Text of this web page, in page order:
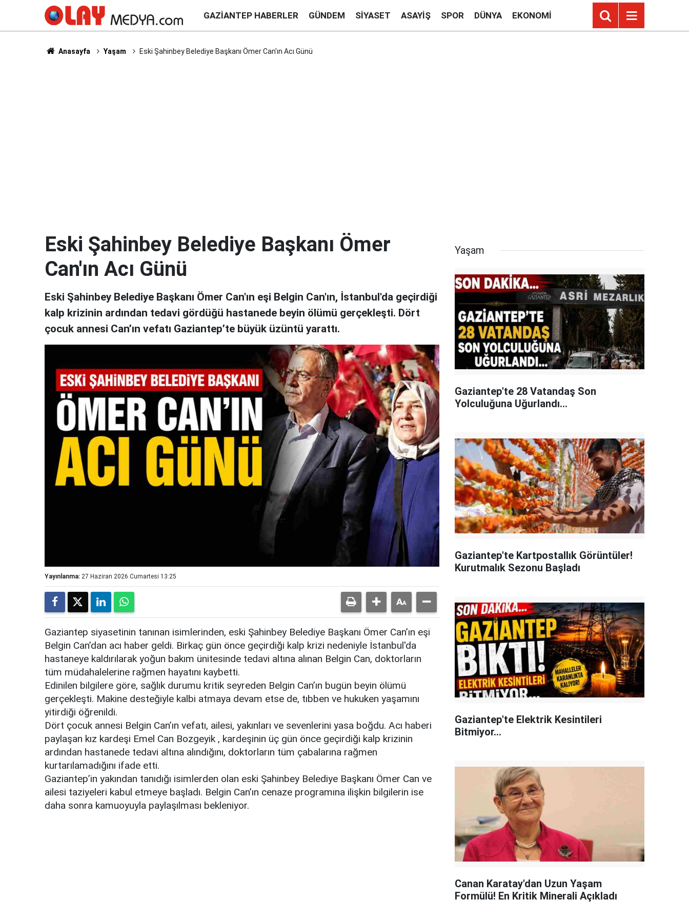
GAZIANTEP HABERLER GÜNDEM SIYASET ASAYIŞ SPOR DÜNYA EKONOMI
Anasayfa Yaşam Eski Şahinbey Belediye Başkanı Ömer Can'ın Acı Günü
Eski Şahinbey Belediye Başkanı Ömer
Can'ın Acı Günü
Eski Şahinbey Belediye Başkanı Ömer Can'ın eşi Belgin Can'ın, İstanbul'da geçirdiği
kalp krizinin ardından tedavi gördüğü hastanede beyin ölümü gerçekleşti. Dört
çocuk annesi Can’ın vefatı Gaziantep’te büyük üzüntü yarattı.
Yayınlanma: 27 Haziran 2026 Cumartesi 13:25
Gaziantep siyasetinin tanınan isimlerinden, eski Şahinbey Belediye Başkanı Ömer Can’ın eşi
Belgin Can’dan acı haber geldi. Birkaç gün önce geçirdiği kalp krizi nedeniyle İstanbul'da
hastaneye kaldırılarak yoğun bakım ünitesinde tedavi altına alınan Belgin Can, doktorların
tüm müdahalelerine rağmen hayatını kaybetti.
Edinilen bilgilere göre, sağlık durumu kritik seyreden Belgin Can’ın bugün beyin ölümü
gerçekleşti. Makine desteğiyle kalbi atmaya devam etse de, tıbben ve hukuken yaşamını
yitirdiği öğrenildi.
Dört çocuk annesi Belgin Can’ın vefatı, ailesi, yakınları ve sevenlerini yasa boğdu. Acı haberi
paylaşan kız kardeşi Emel Can Bozgeyik , kardeşinin üç gün önce geçirdiği kalp krizinin
ardından hastanede tedavi altına alındığını, doktorların tüm çabalarına rağmen
kurtarılamadığını ifade etti.
Gaziantep’in yakından tanıdığı isimlerden olan eski Şahinbey Belediye Başkanı Ömer Can ve
ailesi taziyeleri kabul etmeye başladı. Belgin Can’ın cenaze programına ilişkin bilgilerin ise
daha sonra kamuoyuyla paylaşılması bekleniyor.
Yaşam
Gaziantep'te 28 Vatandaş Son
Yolculuğuna Uğurlandı...
Gaziantep'te Kartpostallık Görüntüler!
Kurutmalık Sezonu Başladı
Gaziantep'te Elektrik Kesintileri
Bitmiyor...
Canan Karatay'dan Uzun Yaşam
Formülü! En Kritik Minerali Açıkladı